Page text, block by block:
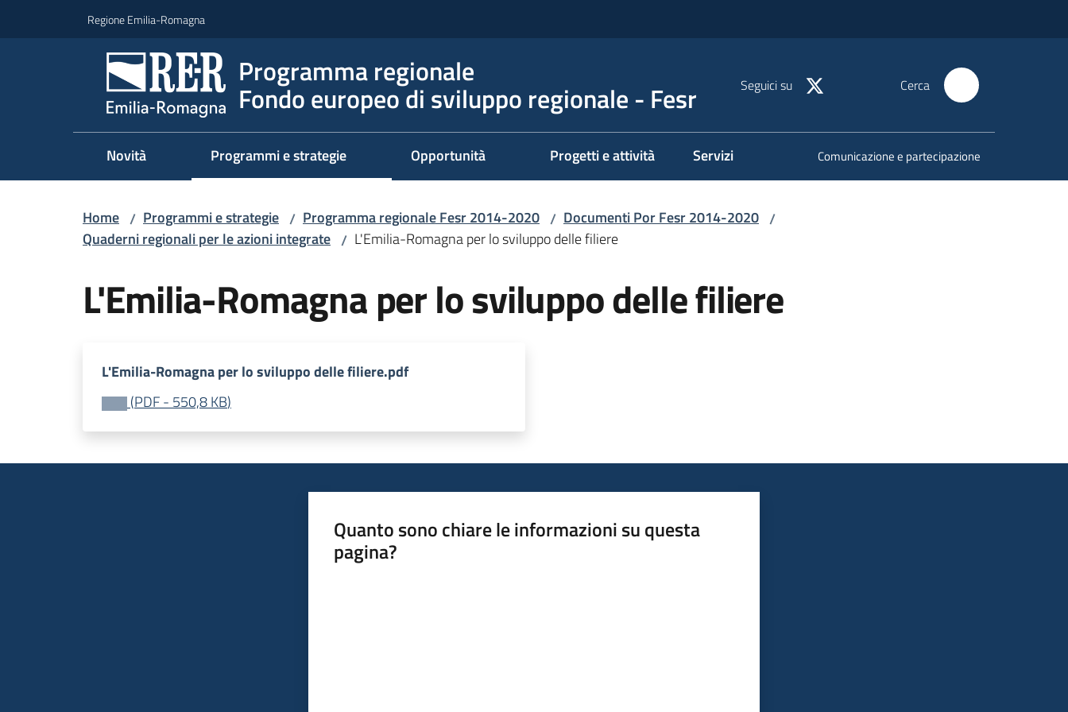
Regione Emilia-Romagna
Programma regionale
Fondo europeo di sviluppo regionale - Fesr Seguici su Cerca
Novità Programmi e strategie Opportunità Progetti e attività Servizi Comunicazione e partecipazione
Home / Programmi e strategie / Programma regionale Fesr 2014-2020 / Documenti Por Fesr 2014-2020 /
Quaderni regionali per le azioni integrate / L'Emilia-Romagna per lo sviluppo delle filiere
L'Emilia-Romagna per lo sviluppo delle filiere
L'Emilia-Romagna per lo sviluppo delle filiere.pdf
(PDF- 550,8 KB)
Quanto sono chiare le informazioni su questa
pagina?